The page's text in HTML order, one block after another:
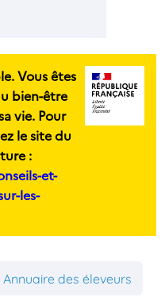
Vous êtes
bien-être
vie. Pour
le site du
:
et-
les-
Annuaire des éleveurs